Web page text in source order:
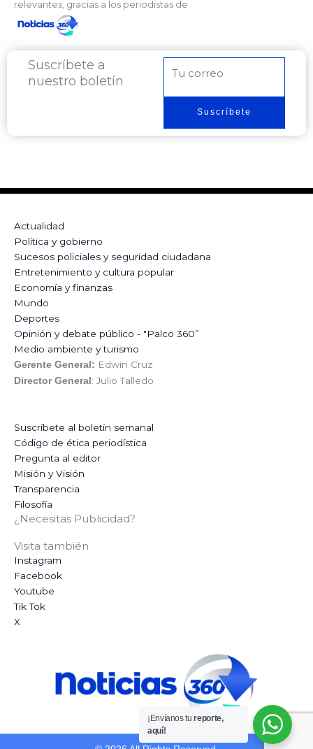
relevantes, gracias a los periodistas de
Suscríbete a
nuestro boletín
electrónico
Suscríbete
Actualidad
Política y gobierno
Sucesos policiales y seguridad ciudadana
Entretenimiento y cultura popular
Economía y finanzas
Mundo
Deportes
Opinión y debate público - "Palco 360”
Medio ambiente y turismo
Gerente General: Edwin Cruz
Director General: Julio Talledo
Suscríbete al boletín semanal
Código de ética periodística
Pregunta al editor
Misión y Visión
Transparencia
Filosofía
¿Necesitas Publicidad?
Visita también
Instagram
Facebook
Youtube
Tik Tok
X
¡Envíanos tureporte,
aquí!